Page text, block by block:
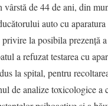
vârstă de 44 de ani, din
auto cu
la posibila prezență
a refuzat testarea cu
la spital, pentru
de analize toxicologice a